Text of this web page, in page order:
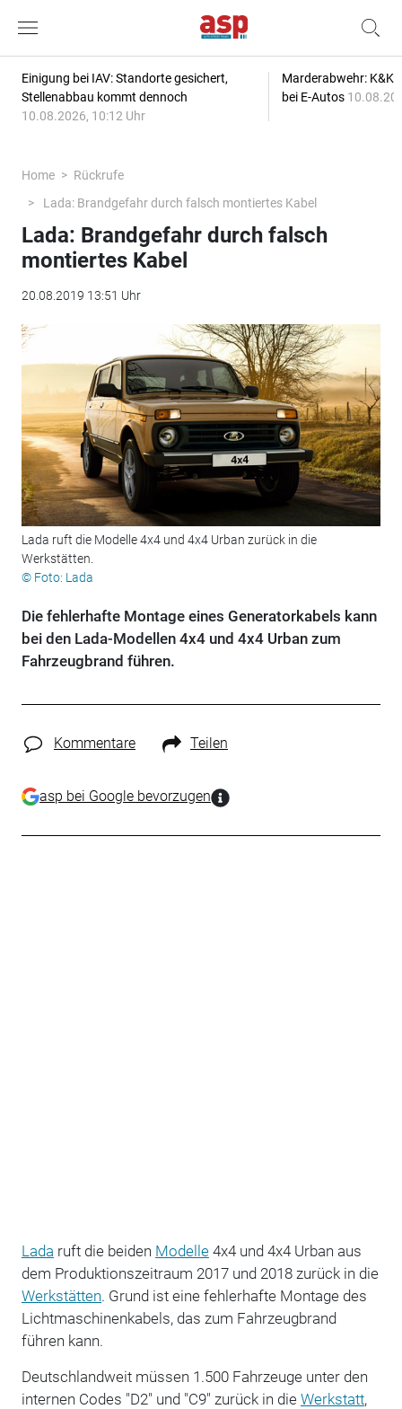
Einigung bei IAV: Standorte gesichert,
Stellenabbau kommt dennoch
10.08.2026, 10:12 Uhr
Marderabwehr: K&K
bei E-Autos
Home
Rückrufe
Lada: Brandgefahr durch falsch montiertes Kabel
Lada: Brandgefahr durch falsch
montiertes Kabel
20.08.2019 13:51 Uhr
Lada ruft die Modelle 4x4 und 4x4 Urban zurück in die
Werkstätten.
© Foto: Lada
Die fehlerhafte Montage eines Generatorkabels kann
bei den Lada-Modellen 4x4 und 4x4 Urban zum
Fahrzeugbrand führen.
Kommentare Teilen
asp bei Google bevorzugen
Lada ruft die beiden Modelle4x4 und 4x4 Urban aus
dem Produktionszeitraum 2017 und 2018 zurück in die
Werkstätten. Grund ist eine fehlerhafte Montage des
Lichtmaschinenkabels, das zum Fahrzeugbrand
führen kann.
Deutschlandweit müssen 1.500 Fahrzeuge unter den
internen Codes "D2" und "C9" zurück in die Werkstatt,